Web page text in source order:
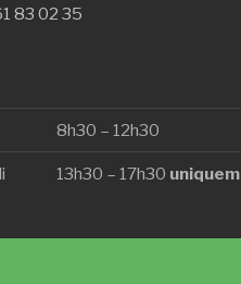
83 02 35
8h30 – 12h30
13h30 – 17h30